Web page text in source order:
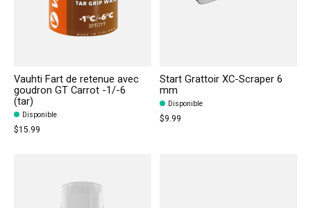
Vauhti Fart de retenue avec
goudron GT Carrot -1/-6
(tar)
Disponible
$15.99
Start Grattoir XC-Scraper 6
mm
Disponible
$9.99